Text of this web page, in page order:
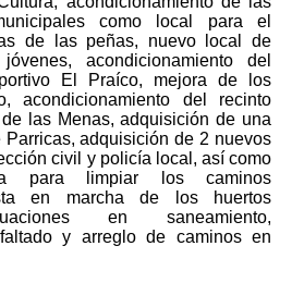
como local para el
de las peñas, nuevo local de
acondicionamiento del
El Praíco, mejora de los
acondicionamiento del recinto
las Menas, adquisición de una
adquisición de 2 nuevos
civil y policía local, así como
para limpiar los caminos
en marcha de los huertos
en saneamiento,
y arreglo de caminos en